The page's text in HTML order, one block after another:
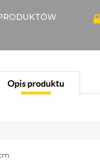
Opis produktu